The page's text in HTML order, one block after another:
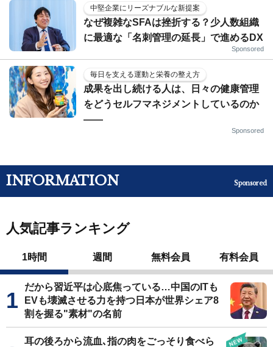
中堅企業にリーズナブルな新提案
なぜ複雑なSFAは挫折する？少人数組織
に最適な「名刺管理の延長」で進めるDX
Sponsored
毎日を支える運動と栄養の整え方
成果を出し続ける人は、日々の健康管理
をどうセルフマネジメントしているのか
——
Sponsored
INFORMATION Sponsored
人気記事ランキング
1時間 週間 無料会員 有料会員
だから習近平は心底焦っている…中国のITも
EVも壊滅させる力を持つ日本が世界シェア8
割を握る"素材"の名前
耳の後ろから流血､指の肉をごっそり食べら